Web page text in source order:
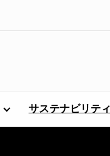
サステナビリテ